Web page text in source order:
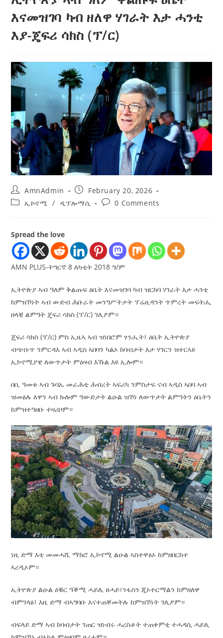
እናመዝገባ ካብ ዘለዋ ሃገራት እታ ሓንቲ
እያ-ጄፍሪ ሳክስ (ፕ/ር)
AmnAdmin
February 20, 2026
ኢኮኖሚ / ዲፕሎማሲ 0 Comments
Spread the love
AMN PLUS-ትግርኛ 8 ለካቲት 2018 ዓ/ም
ኢትዮጵያ ኣብ ዓለም ቅልጡፍ ዕቤት እናመዝገባ ካብ ዝርከባ ሃገራት እታ ሓንቲ
ከምዝኾነት ኣብ ውድብ ሕቡራት መንግሥትታት ፕሬዚዳንት ጥምረት መፍትሒ
ዘላቒ ልምዓት ጄፍሪ ሳክስ (ፕ/ር) ገሊፆም።
ጄፍሪ ሳክስ (ፕ/ር) ምስ ኢዜኣ ኣብ ዝነበሮም ፃንሒት፤ ዕቤት ኢትዮጵያ
ብጭቡጥ ንምርዳእ ኣብ ኣዲስ ኣበባን ካልኦ ከባብታት እታ ሃገርን ዝተርኣዩ
ኢኮኖሚያዊ ለውጥታት ምዕዛብ እኹል እዩ ኢሎም።
በቢ ዓመቱ ኣብ ጉባኤ መራሕቲ ሕብረት ኣፍሪካ ንምስታፍ ናብ ኣዲስ ኣበባ ኣብ
ዝመፅሉ እዋን ኣብ ኩሎም ዓውድታት ልዑል ዝኾነ ለውጥታት ልምዓትን ዕቤትን
ከምዝተዓዘቡ ተዛሪቦም።
ነዚ ድማ እቲ መመሓሺ ማክሮ ኢኮኖሚ ልዑል ኣስተዋፅኦ ከምዘበርከተ
ኣረዲኦም።
ኢትዮጵያ ልዑል ዕቑር ዓቕሚ ሓይሊ ፀሓይ፣ንፋስን ጂኦተርማልን ከምዘለዋ
ብምገላፅ፤ እዚ ድማ ብኣግባቡ እናተጠቐመትሉ ከምዝኾነት ገሊፆም።
ብፍላይ ድማ ኣብ ከባብታት ገጠር ዝነብሩ ሓረስቶት ተጠቀምቲ ተሓዳሲ ሓይሊ